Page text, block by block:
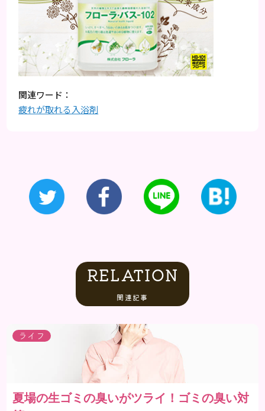
疲れが取れる入浴剤
RELATION
関連記事
ライフ
夏場の生ゴミの臭いがツライ！ゴミの臭い対